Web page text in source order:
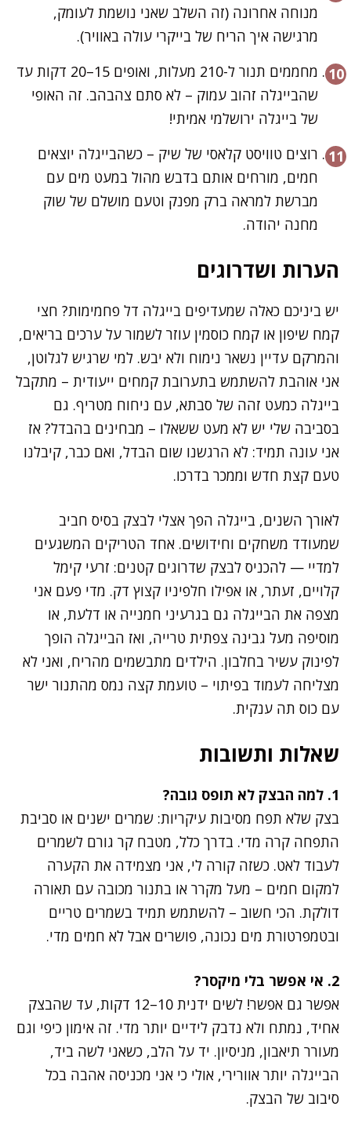
מנוחה אחרונה (זה השלב שאני נושמת לעומק,
מרגישה איך הריח של בייקרי עולה באוויר).
מחממים תנור ל-210 מעלות, ואופים 15–20 דקות עד
שהבייגלה זהוב עמוק – לא סתם צהבהב. זה האופי
של בייגלה ירושלמי אמיתי!
רוצים טוויסט קלאסי של שיק – כשהבייגלה יוצאים
חמים, מורחים אותם בדבש מהול במעט מים עם
מברשת למראה ברק מפנק וטעם מושלם של שוק
מחנה יהודה.
הערות ושדרוגים
יש ביניכם כאלה שמעדיפים בייגלה דל פחמימות? חצי
קמח שיפון או קמח כוסמין עוזר לשמור על ערכים בריאים,
והמרקם עדיין נשאר נימוח ולא יבש. למי שרגיש לגלוטן,
אני אוהבת להשתמש בתערובת קמחים ייעודית – מתקבל
בייגלה כמעט זהה של סבתא, עם ניחוח מטריף. גם
בסביבה שלי יש לא מעט ששאלו – מבחינים בהבדל? אז
אני עונה תמיד: לא הרגשנו שום הבדל, ואם כבר, קיבלנו
טעם קצת חדש וממכר בדרכו.
לאורך השנים, בייגלה הפך אצלי לבצק בסיס חביב
שמעודד משחקים וחידושים. אחד הטריקים המשגעים
למדיי — להכניס לבצק שדרוגים קטנים: זרעי קימל
קלויים, זעתר, או אפילו חלפיניו קצוץ דק. מדי פעם אני
מצפה את הבייגלה גם בגרעיני חמנייה או דלעת, או
מוסיפה מעל גבינה צפתית טרייה, ואז הבייגלה הופך
לפינוק עשיר בחלבון. הילדים מתבשמים מהריח, ואני לא
מצליחה לעמוד בפיתוי – טועמת קצה נמס מהתנור ישר
עם כוס תה ענקית.
שאלות ותשובות
1. למה הבצק לא תופס גובה?
בצק שלא תפח מסיבות עיקריות: שמרים ישנים או סביבת
התפחה קרה מדי. בדרך כלל, מטבח קר גורם לשמרים
לעבוד לאט. כשזה קורה לי, אני מצמידה את הקערה
למקום חמים – מעל מקרר או בתנור מכובה עם תאורה
דולקת. הכי חשוב – להשתמש תמיד בשמרים טריים
ובטמפרטורת מים נכונה, פושרים אבל לא חמים מדי.
2. אי אפשר בלי מיקסר?
אפשר גם אפשר! לשים ידנית 10–12 דקות, עד שהבצק
אחיד, נמתח ולא נדבק לידיים יותר מדי. זה אימון כיפי וגם
מעורר תיאבון, מניסיון. יד על הלב, כשאני לשה ביד,
הבייגלה יותר אוורירי, אולי כי אני מכניסה אהבה בכל
סיבוב של הבצק.